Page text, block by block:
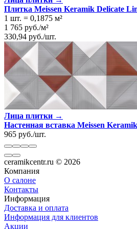
Плитка Meissen Keramik Delicate
1 шт. = 0,1875 м²
1 765 руб./м²
330,94 руб./шт.
Лица плитки →
Настенная вставка Meissen
965 руб./шт.
ceramikcentr.ru © 2026
Компания
О салоне
Контакты
Информация
Доставка и оплата
Информация для клиентов
Акции